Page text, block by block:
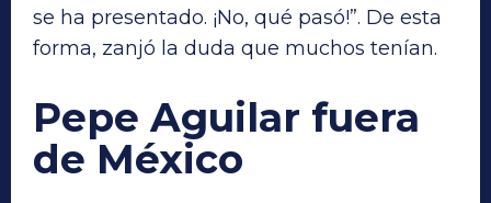
se ha presentado. ¡No, qué pasó!”. De esta
forma, zanjó la duda que muchos tenían.
Pepe Aguilar fuera
de México